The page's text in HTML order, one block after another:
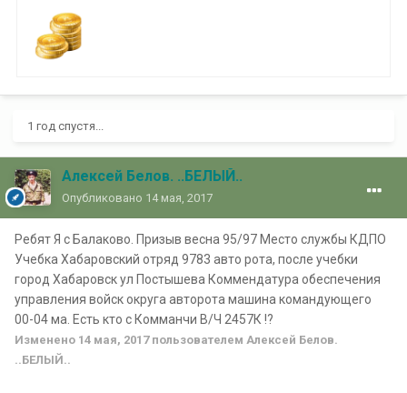
1 год спустя...
Алексей Белов. ..БЕЛЫЙ..
Опубликовано 14 мая, 2017
Ребят Я с Балаково. Призыв весна 95/97 Место службы КДПО
Учебка Хабаровский отряд 9783 авто рота, после учебки
город Хабаровск ул Постышева Коммендатура обеспечения
управления войск округа авторота машина командующего
00-04 ма. Есть кто с Комманчи В/Ч 2457К !?
Изменено 14 мая, 2017пользователем Алексей Белов.
..БЕЛЫЙ..